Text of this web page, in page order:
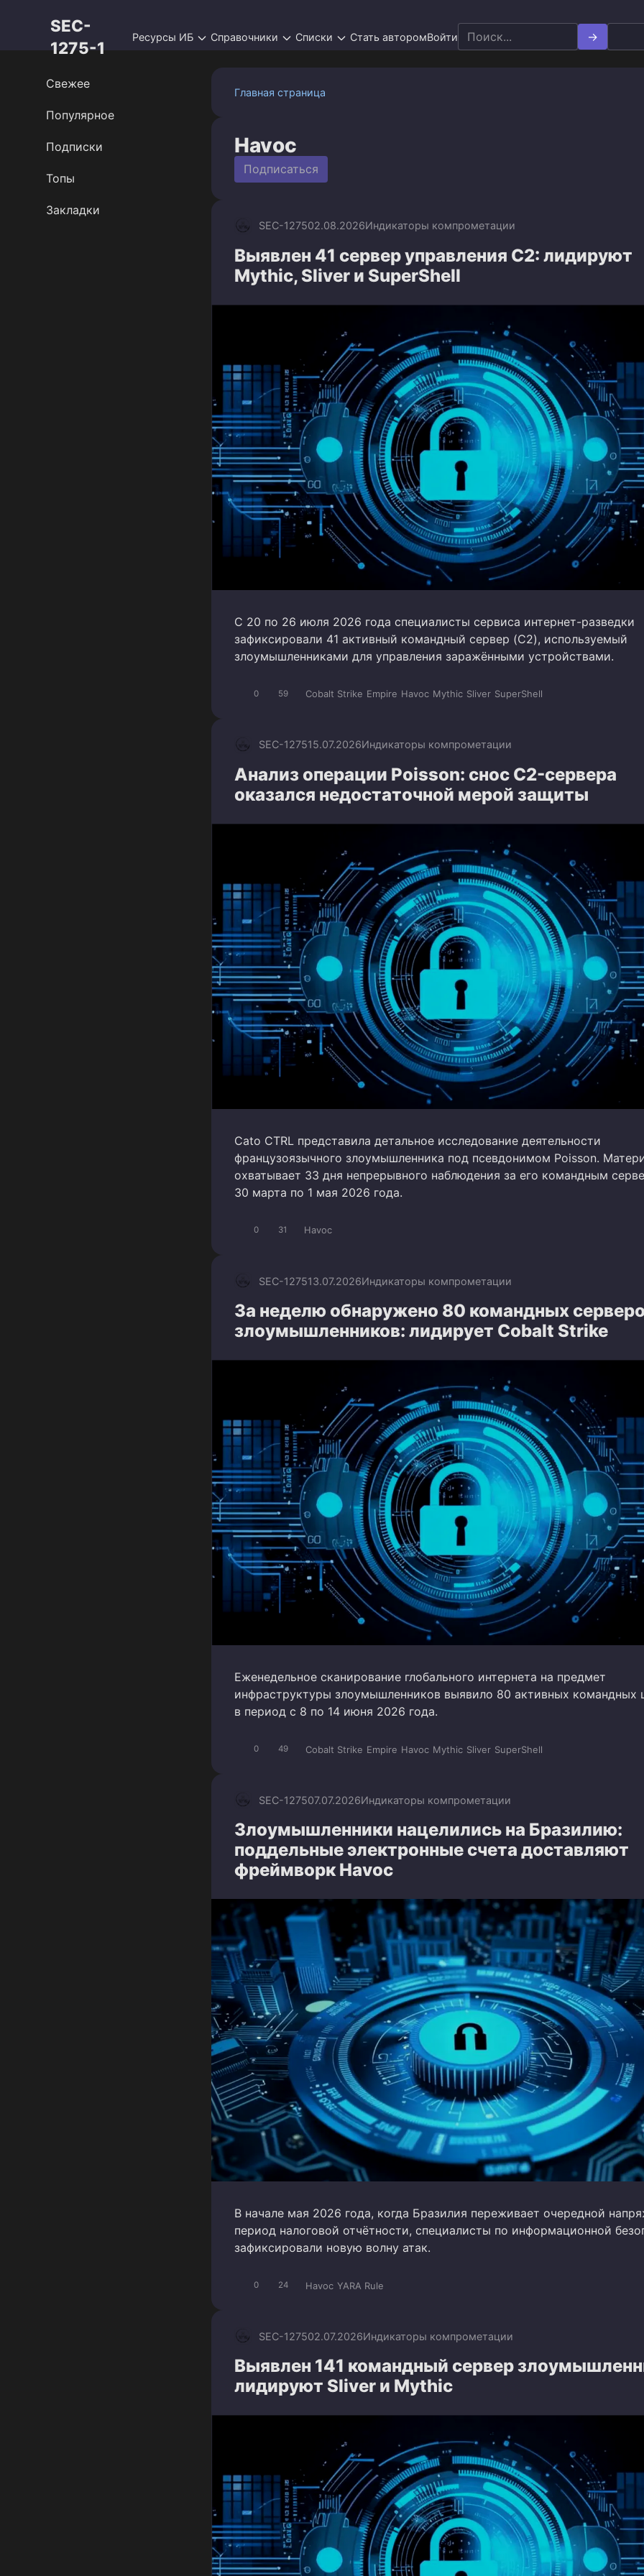
SEC-
1275-1
Ресурсы ИБ Справочники Списки Стать авторомВойти Search
for:
Главная страница
Havoc
Подписаться
SEC-127502.08.2026Индикаторы компрометации
Выявлен 41 сервер управления C2: лидируют
Mythic, Sliver и SuperShell
С 20 по 26 июля 2026 года специалисты сервиса интернет-разведки
зафиксировали 41 активный командный сервер (C2), используемый
злоумышленниками для управления заражёнными устройствами.
0 59 Cobalt Strike Empire Havoc Mythic Sliver SuperShell
SEC-127515.07.2026Индикаторы компрометации
Анализ операции Poisson: снос C2-сервера
оказался недостаточной мерой защиты
Cato CTRL представила детальное исследование деятельности
французоязычного злоумышленника под псевдонимом Poisson.
охватывает 33 дня непрерывного наблюдения за его командным
30 марта по 1 мая 2026 года.
0 31 Havoc
SEC-127513.07.2026Индикаторы компрометации
За неделю обнаружено 80 командных
злоумышленников: лидирует Cobalt Strike
Еженедельное сканирование глобального интернета на предмет
инфраструктуры злоумышленников выявило 80 активных командных
в период с 8 по 14 июня 2026 года.
0 49 Cobalt Strike Empire Havoc Mythic Sliver SuperShell
SEC-127507.07.2026Индикаторы компрометации
Злоумышленники нацелились на Бразилию:
поддельные электронные счета доставляют
фреймворк Havoc
В начале мая 2026 года, когда Бразилия переживает очередной
период налоговой отчётности, специалисты по информационной
зафиксировали новую волну атак.
0 24 Havoc YARA Rule
SEC-127502.07.2026Индикаторы компрометации
Выявлен 141 командный сервер
лидируют Sliver и Mythic
Свежее
Популярное
Подписки
Топы
Закладки